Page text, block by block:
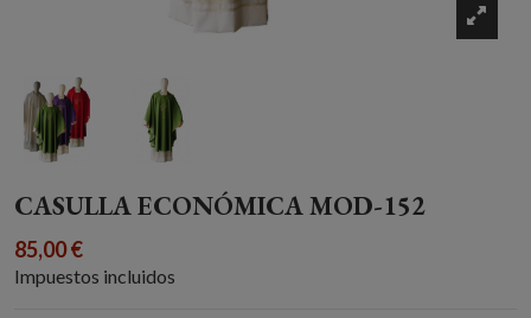
CASULLA ECONÓMICA MOD-152
85,00 €
Impuestos incluidos